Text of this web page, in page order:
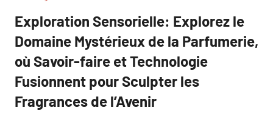
Exploration Sensorielle: Explorez le
Domaine Mystérieux de la Parfumerie,
où Savoir-faire et Technologie
Fusionnent pour Sculpter les
Fragrances de l’Avenir